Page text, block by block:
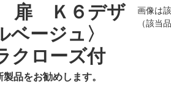
扉 Ｋ６デザ
ベージュ〉
ローズ付
品をお勧めします。
画像は
（該当